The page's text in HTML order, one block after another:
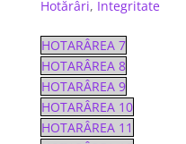
Hotărâri, Integritate
HOTARÂREA 7
HOTARÂREA 8
HOTARÂREA 9
HOTARÂREA 10
HOTARÂREA 11